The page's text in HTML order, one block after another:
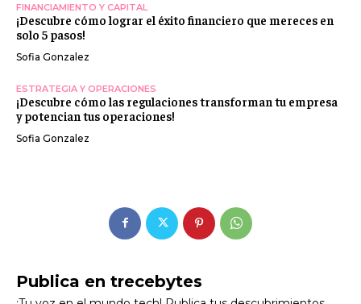
Publica en trecebytes
FINANCIAMIENTO Y CAPITAL
¡Descubre cómo lograr el éxito financiero que mereces en
solo 5 pasos!
Sofia Gonzalez
ESTRATEGIA Y OPERACIONES
¡Descubre cómo las regulaciones transforman tu empresa
y potencian tus operaciones!
Sofia Gonzalez